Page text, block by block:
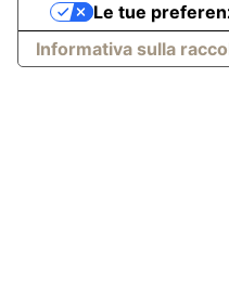
Informativa sulla
Le tue